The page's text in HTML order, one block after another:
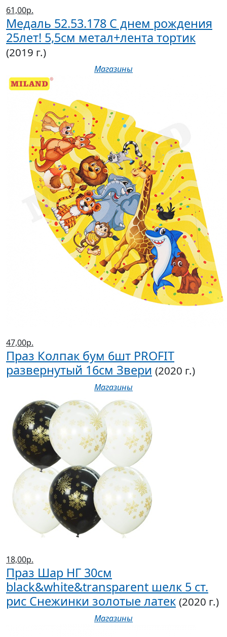
61,00р.
Медаль 52.53.178 С днем рождения
25лет! 5,5см метал+лента тортик
(2019 г.)
Магазины
47,00р.
Праз Колпак бум 6шт PROFIT
развернутый 16см Звери (2020 г.)
Магазины
18,00р.
Праз Шар НГ 30см
black&white&transparent шелк 5 ст.
рис Снежинки золотые латек (2020 г.)
Магазины